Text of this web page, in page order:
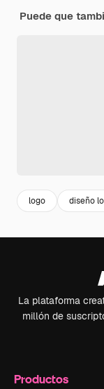
Puede que
logo diseño
La plataforma
millón de
Productos